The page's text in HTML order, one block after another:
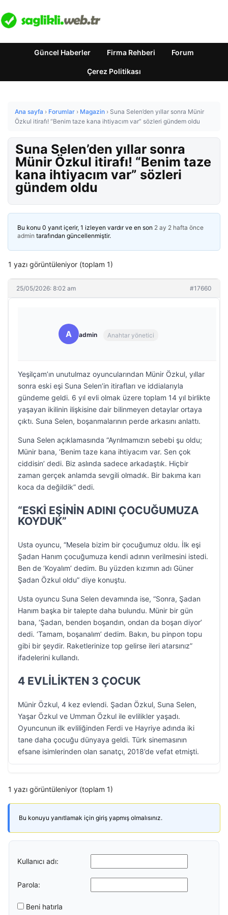
Güncel Haberler Firma Rehberi Forum
Çerez Politikası
Ana sayfa › Forumlar › Magazin › Suna Selen’den yıllar sonra Münir
Özkul itirafı! “Benim taze kana ihtiyacım var” sözleri gündem oldu
Suna Selen’den yıllar sonra
Münir Özkul itirafı! “Benim taze
kana ihtiyacım var” sözleri
gündem oldu
Bu konu 0 yanıt içerir, 1 izleyen vardır ve en son 2 ay 2 hafta önce
admin tarafından güncellenmiştir.
1 yazı görüntüleniyor (toplam 1)
25/05/2026: 8:02 am #17660
A admin Anahtar yönetici
Yeşilçam’ın unutulmaz oyuncularından Münir Özkul, yıllar
sonra eski eşi Suna Selen’in itirafları ve iddialarıyla
gündeme geldi. 6 yıl evli olmak üzere toplam 14 yıl birlikte
yaşayan ikilinin ilişkisine dair bilinmeyen detaylar ortaya
çıktı. Suna Selen, boşanmalarının perde arkasını anlattı.
Suna Selen açıklamasında “Ayrılmamızın sebebi şu oldu;
Münir bana, ‘Benim taze kana ihtiyacım var. Sen çok
ciddisin’ dedi. Biz aslında sadece arkadaştık. Hiçbir
zaman gerçek anlamda sevgili olmadık. Bir bakıma karı
koca da değildik” dedi.
“ESKİ EŞİNİN ADINI ÇOCUĞUMUZA
KOYDUK”
Usta oyuncu, “Mesela bizim bir çocuğumuz oldu. İlk eşi
Şadan Hanım çocuğumuza kendi adının verilmesini istedi.
Ben de ‘Koyalım’ dedim. Bu yüzden kızımın adı Güner
Şadan Özkul oldu” diye konuştu.
Usta oyuncu Suna Selen devamında ise, “Sonra, Şadan
Hanım başka bir talepte daha bulundu. Münir bir gün
bana, ‘Şadan, benden boşandın, ondan da boşan diyor’
dedi. ‘Tamam, boşanalım’ dedim. Bakın, bu pinpon topu
gibi bir şeydir. Raketlerinize top gelirse ileri atarsınız”
ifadelerini kullandı.
4 EVLİLİKTEN 3 ÇOCUK
Münir Özkul, 4 kez evlendi. Şadan Özkul, Suna Selen,
Yaşar Özkul ve Umman Özkul ile evlilikler yaşadı.
Oyuncunun ilk evliliğinden Ferdi ve Hayriye adında iki
tane daha çocuğu dünyaya geldi. Türk sinemasının
efsane isimlerinden olan sanatçı, 2018’de vefat etmişti.
1 yazı görüntüleniyor (toplam 1)
Bu konuyu yanıtlamak için giriş yapmış olmalısınız.
Kullanıcı adı:
Parola:
Beni hatırla